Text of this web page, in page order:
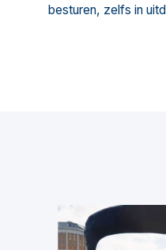
besturen, zelfs in